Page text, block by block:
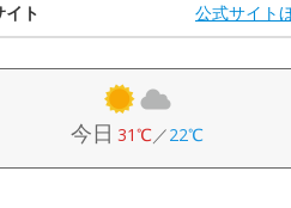
イト 公式サイト
今日 31℃／22℃